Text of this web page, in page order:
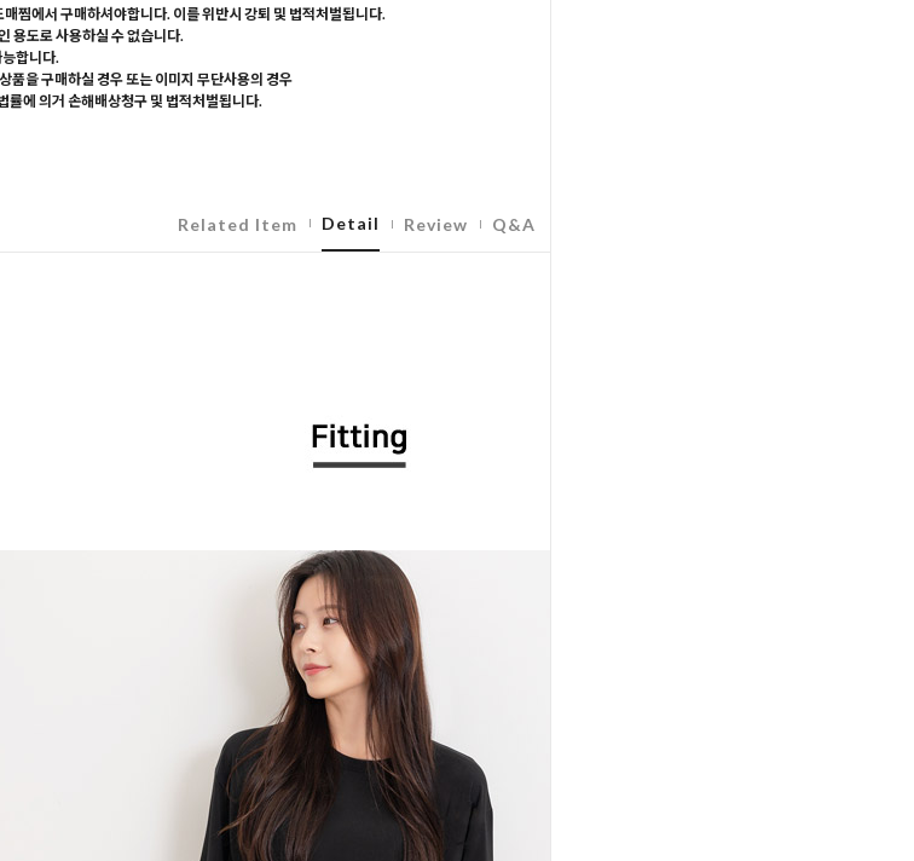
찜에서 구매하셔야합니다. 이를 위반시 강퇴 및 법적처벌됩니다.
용도로 사용하실 수 없습니다.
합니다.
품을 구매하실 경우 또는 이미지 무단사용의 경우
률에 의거 손해배상청구 및 법적처벌됩니다.
Related Item Detail Review Q&A